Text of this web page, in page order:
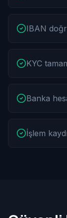
IBAN
KYC
Banka
İşlem